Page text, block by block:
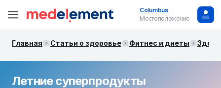
Columbus
Местоположение
Главная Статьи о здоровье Фитнес и диеты
Летние суперпродукты